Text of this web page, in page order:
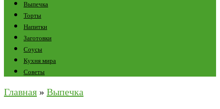
Выпечка
Торты
Напитки
Заготовки
Соусы
Кухня мира
Советы
Главная » Выпечка